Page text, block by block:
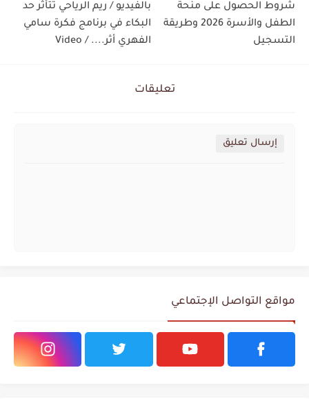
شروط الحصول على منحة
الطفل والأسرة 2026 وطريقة
التسجيل
بالفيديو / ريم الرياحي تتأثر حد
البكاء في برنامج فكرة سامي
الفهري أثر.... / Video
تعليقات
إرسال تعليق
مواقع التواصل الإجتماعي